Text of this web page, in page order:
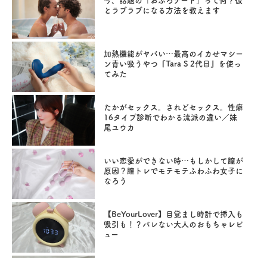
とラブラブになる方法を教えます
加熱機能がヤバい…最高のイカせマシー
ン青い吸うやつ『Tara S 2代目』を使っ
てみた
たかがセックス。されどセックス。性癖
16タイプ診断でわかる流派の違い／妹
尾ユウカ
いい恋愛ができない時…もしかして膣が
原因？膣トレでモテモテふわふわ女子に
なろう
【BeYourLover】目覚まし時計で挿入も
吸引も！？バレない大人のおもちゃレビ
ュー